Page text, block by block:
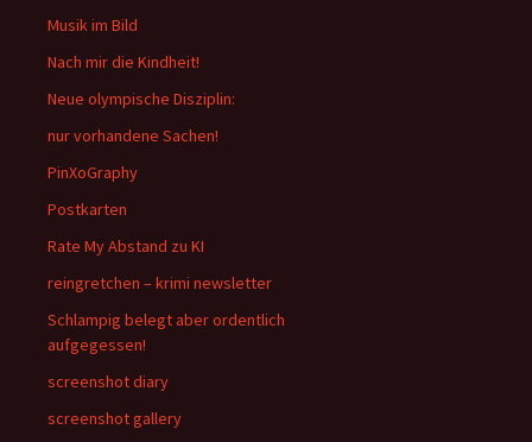
Musik im Bild
Nach mir die Kindheit!
Neue olympische Disziplin:
nur vorhandene Sachen!
PinXoGraphy
Postkarten
Rate My Abstand zu KI
reingretchen – krimi newsletter
Schlampig belegt aber ordentlich
aufgegessen!
screenshot diary
screenshot gallery